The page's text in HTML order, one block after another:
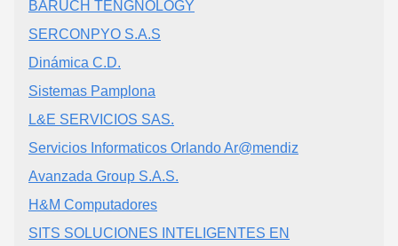
BARUCH TENGNOLOGY
SERCONPYO S.A.S
Dinámica C.D.
Sistemas Pamplona
L&E SERVICIOS SAS.
Servicios Informaticos Orlando Ar@mendiz
Avanzada Group S.A.S.
H&M Computadores
SITS SOLUCIONES INTELIGENTES EN